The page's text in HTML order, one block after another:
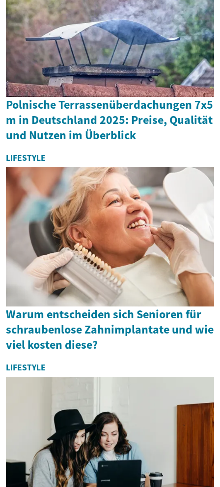
Polnische Terrassenüberdachungen 7x5
m in Deutschland 2025: Preise, Qualität
und Nutzen im Überblick
LIFESTYLE
Warum entscheiden sich Senioren für
schraubenlose Zahnimplantate und wie
viel kosten diese?
LIFESTYLE